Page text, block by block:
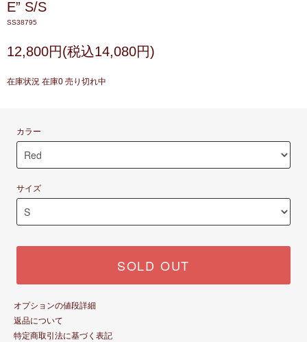
E” S/S
SS38795
12,800円(税込14,080円)
在庫状況 在庫0 売り切れ中
カラー
サイズ
SOLD OUT
オプションの値段詳細
返品について
特定商取引法に基づく表記